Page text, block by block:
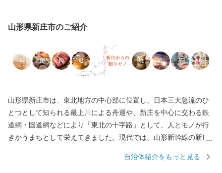
山形県新庄市のご紹介
山形県新庄市は、東北地方の中心部に位置し、日本三大急流のひ
とつとして知られる最上川による舟運や、新庄を中心に交わる鉄
道網・国道網などにより「東北の十字路」として、人とモノが行
きかうまちとして栄えてきました。現代では、山形新幹線の新庄
たことや、近県を結ぶ高速自動車道の中心地として整備が進むな
自治体紹介をもっと見る